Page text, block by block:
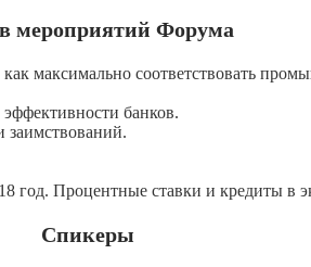
мероприятий Форума
максимально соответствовать
банков.
заимствований.
год. Процентные ставки и кредиты в
Спикеры